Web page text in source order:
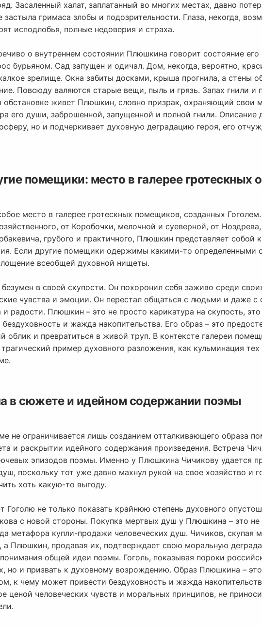
Засаленный халат, заплатанный во многих местах, давно
гримаса злобы и подозрительности. Глаза, некогда,
исподлобья, полные недоверия и страха.
о внутреннем состоянии Плюшкина говорит состояние
бурьяном. Сад запущен и одичал. Дом, некогда, вероятно,
зрелище. Окна забиты досками, крыша прогнила, а стены
Повсюду валяются старые вещи, пыль и грязь. Запах гнили и
обстановке живет Плюшкин, словно призрак, охраняющий свои
его души, заброшенной, запущенной и полной гнили. Описание
но и подчеркивает духовную деградацию героя, его
помещики: место в галерее гротескных
место в галерее гротескных помещиков, созданных
от Коробочки, мелочной и суеверной, от
грубого и практичного, Плюшкин представляет собой
Если другие помещики одержимы какими-то определенными
всеобщей духовной нищеты.
в своей скупости. Он похоронил себя заживо среди
чувства и эмоции. Он перестал общаться с людьми и даже с
радости. Плюшкин – это не просто карикатура на скупость,
и жажда накопительства. Его образ – это
облик и превратиться в живой труп. В контексте галереи
пример духовного разложения, как кульминация
в сюжете и идейном содержании поэмы
не ограничивается лишь созданием отталкивающего образа
и раскрытии идейного содержания произведения. Встреча
эпизодов поэмы. Именно у Плюшкина Чичикову удается
поскольку тот уже давно махнул рукой на свое хозяйство и
хоть какую-то выгоду.
Гоголю не только показать крайнюю степень духовного
с новой стороны. Покупка мертвых душ у Плюшкина – это
метафора купли-продажи человеческих душ. Чичиков, скупая
а Плюшкин, продавая их, подтверждает свою моральную
общей идеи поэмы. Гоголь, показывая пороки
но и призвать к духовному возрождению. Образ Плюшкина – это
к чему может привести бездуховность и жажда
ценой человеческих чувств и моральных принципов, не